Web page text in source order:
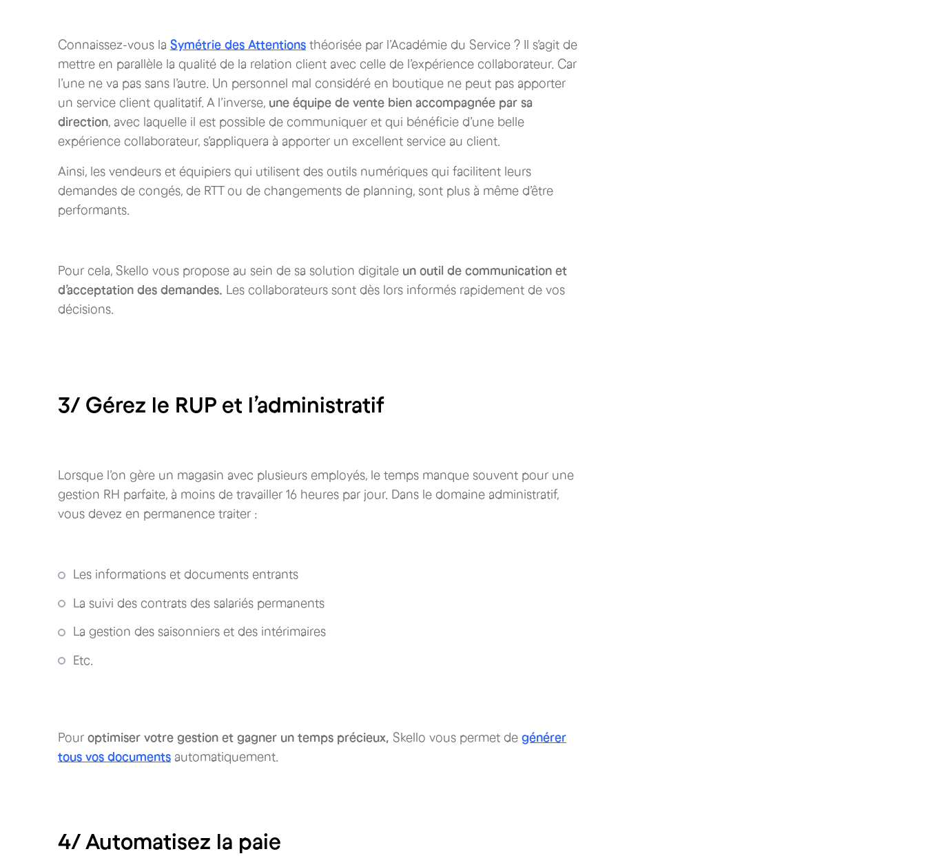
Connaissez-vous la Symétrie des Attentions théorisée par l’Académie du Service ? Il s’agit de
mettre en parallèle la qualité de la relation client avec celle de l’expérience collaborateur. Car
l’une ne va pas sans l’autre. Un personnel mal considéré en boutique ne peut pas apporter
un service client qualitatif. A l’inverse, une équipe de vente bien accompagnée par sa
direction, avec laquelle il est possible de communiquer et qui bénéficie d’une belle
expérience collaborateur, s’appliquera à apporter un excellent service au client.
Ainsi, les vendeurs et équipiers qui utilisent des outils numériques qui facilitent leurs
demandes de congés, de RTT ou de changements de planning, sont plus à même d’être
performants.
Pour cela, Skello vous propose au sein de sa solution digitale un outil de communication et
d’acceptation des demandes. Les collaborateurs sont dès lors informés rapidement de vos
décisions.
3/ Gérez le RUP et l’administratif
Lorsque l’on gère un magasin avec plusieurs employés, le temps manque souvent pour une
gestion RH parfaite, à moins de travailler 16 heures par jour. Dans le domaine administratif,
vous devez en permanence traiter :
Les informations et documents entrants
La suivi des contrats des salariés permanents
La gestion des saisonniers et des intérimaires
Etc.
Pour optimiser votre gestion et gagner un temps précieux, Skello vous permet de générer
tous vos documents automatiquement.
4/ Automatisez la paie